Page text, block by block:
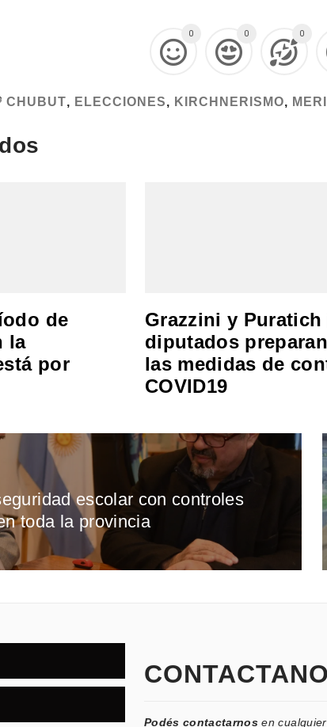
0 0 0
CHUBUT, ELECCIONES, KIRCHNERISMO,
de
la
por
Grazzini y
diputados
las medidas de
COVID19
escolar con controles
toda la provincia
Podés contactarnos en